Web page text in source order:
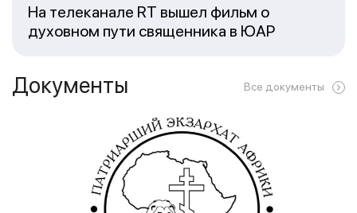
На телеканале RT вышел фильм о
духовном пути священника в ЮАР
Документы Все документы